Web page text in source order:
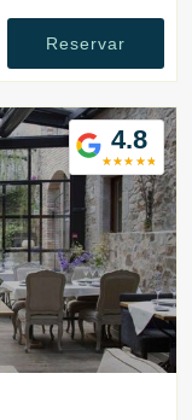
Reservar
4.8